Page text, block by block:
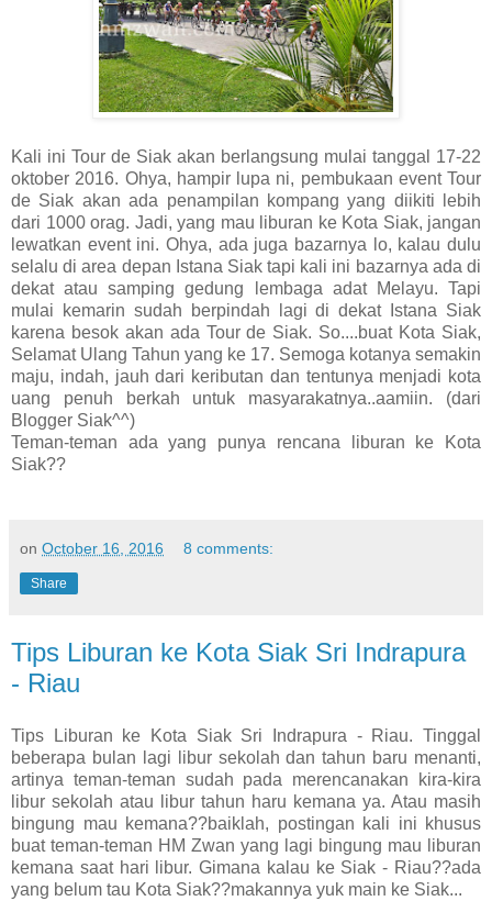
Kali ini Tour de Siak akan berlangsung mulai tanggal 17-22
oktober 2016. Ohya, hampir lupa ni, pembukaan event Tour
de Siak akan ada penampilan kompang yang diikiti lebih
dari 1000 orag. Jadi, yang mau liburan ke Kota Siak, jangan
lewatkan event ini. Ohya, ada juga bazarnya lo, kalau dulu
selalu di area depan Istana Siak tapi kali ini bazarnya ada di
dekat atau samping gedung lembaga adat Melayu. Tapi
mulai kemarin sudah berpindah lagi di dekat Istana Siak
karena besok akan ada Tour de Siak. So....buat Kota Siak,
Selamat Ulang Tahun yang ke 17. Semoga kotanya semakin
maju, indah, jauh dari keributan dan tentunya menjadi kota
uang penuh berkah untuk masyarakatnya..aamiin. (dari
Blogger Siak^^)
Teman-teman ada yang punya rencana liburan ke Kota
Siak??
on October 16, 2016 8 comments:
Share
Tips Liburan ke Kota Siak Sri Indrapura
- Riau
Tips Liburan ke Kota Siak Sri Indrapura - Riau. Tinggal
beberapa bulan lagi libur sekolah dan tahun baru menanti,
artinya teman-teman sudah pada merencanakan kira-kira
libur sekolah atau libur tahun haru kemana ya. Atau masih
bingung mau kemana??baiklah, postingan kali ini khusus
buat teman-teman HM Zwan yang lagi bingung mau liburan
kemana saat hari libur. Gimana kalau ke Siak - Riau??ada
yang belum tau Kota Siak??makannya yuk main ke Siak...